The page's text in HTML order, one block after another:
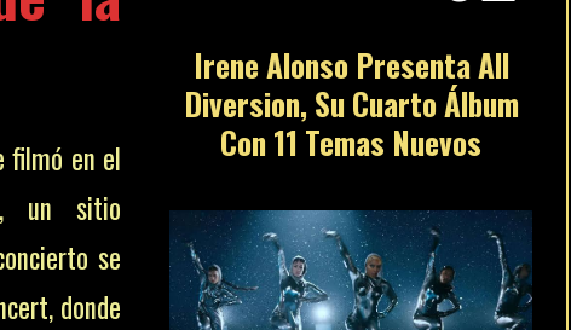
filmó en el
un sitio
se
donde
Irene Alonso Presenta All
Diversion, Su Cuarto Álbum
Con 11 Temas Nuevos